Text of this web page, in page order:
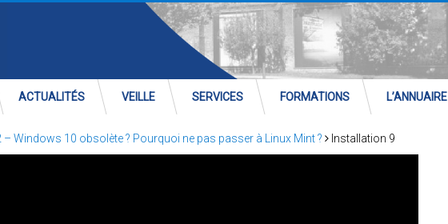
ACTUALITÉS VEILLE SERVICES FORMATIONS L’ANNUAIRE
Windows 10 obsolète ? Pourquoi ne pas passer à Linux Mint ? Installation 9